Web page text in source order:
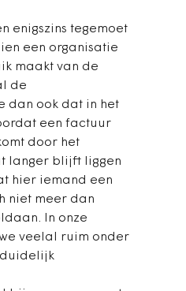
enigszins tegemoet
een organisatie
maakt van de
de
dan ook dat in het
een factuur
door het
langer blijft liggen
hier iemand een
niet meer dan
In onze
veelal ruim onder
duidelijk